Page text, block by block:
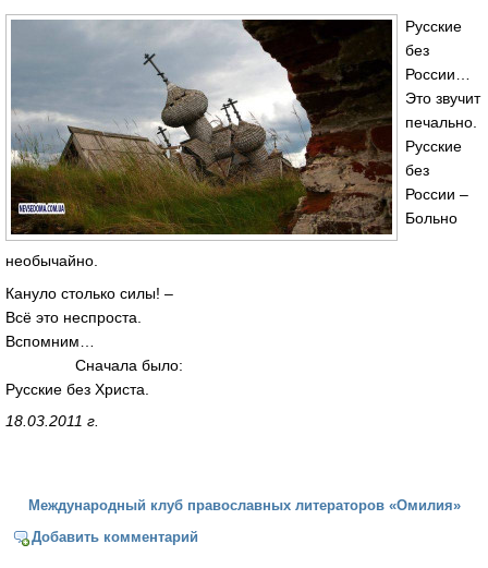
Русские
без
России…
Это звучит
печально.
Русские
без
России –
Больно
необычайно.
Кануло столько силы! –
Всё это неспроста.
Вспомним…
Сначала было:
Русские без Христа.
18.03.2011 г.
Международный клуб православных литераторов «Омилия»
Добавить комментарий